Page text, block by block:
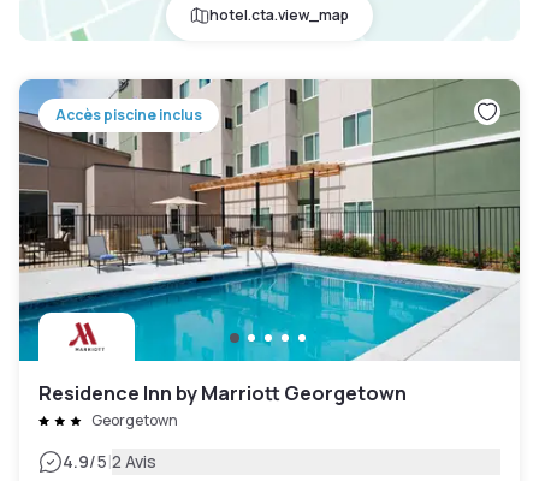
hotel.cta.view_map
Accès piscine inclus
Residence Inn by Marriott Georgetown
Georgetown
4.9/5|2 Avis